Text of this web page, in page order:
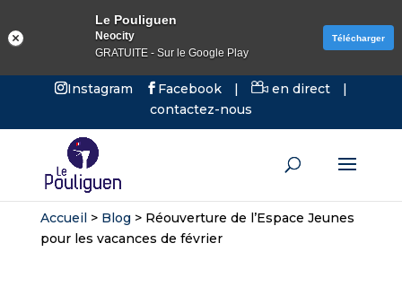
Instagram Facebook | en direct
|
contactez-nous
Accueil> Blog > Réouverture de l’Espace Jeunes
pour les vacances de février
Le Pouliguen
Neocity
GRATUITE - Sur le Google Play
Télécharger